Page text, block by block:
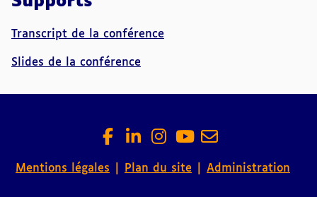
Transcript de la conférence
Slides de la conférence
Mentions légales Plan du site Administration